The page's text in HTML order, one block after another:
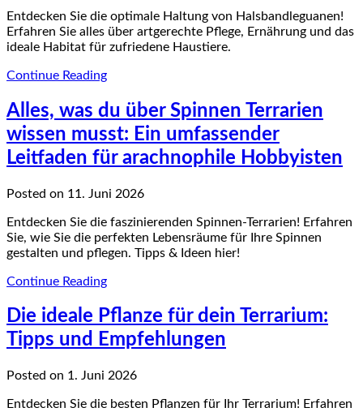
Entdecken Sie die optimale Haltung von Halsbandleguanen!
Erfahren Sie alles über artgerechte Pflege, Ernährung und das
ideale Habitat für zufriedene Haustiere.
Continue Reading
Alles, was du über Spinnen Terrarien
wissen musst: Ein umfassender
Leitfaden für arachnophile Hobbyisten
Posted on 11. Juni 2026
Entdecken Sie die faszinierenden Spinnen-Terrarien! Erfahren
Sie, wie Sie die perfekten Lebensräume für Ihre Spinnen
gestalten und pflegen. Tipps & Ideen hier!
Continue Reading
Die ideale Pflanze für dein Terrarium:
Tipps und Empfehlungen
Posted on 1. Juni 2026
Entdecken Sie die besten Pflanzen für Ihr Terrarium! Erfahren